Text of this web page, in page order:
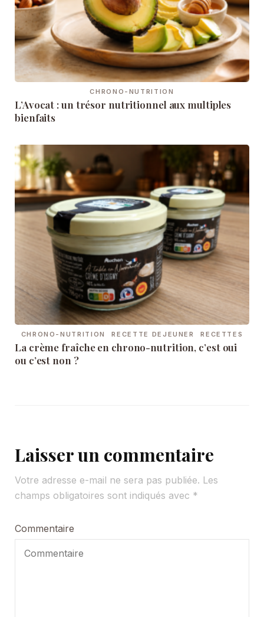
CHRONO-NUTRITION
L’Avocat : un trésor nutritionnel aux multiples
bienfaits
CHRONO-NUTRITION RECETTE DEJEUNER RECETTES
La crème fraîche en chrono-nutrition, c’est oui
ou c’est non ?
Laisser un commentaire
Votre adresse e-mail ne sera pas publiée. Les
champs obligatoires sont indiqués avec *
Commentaire